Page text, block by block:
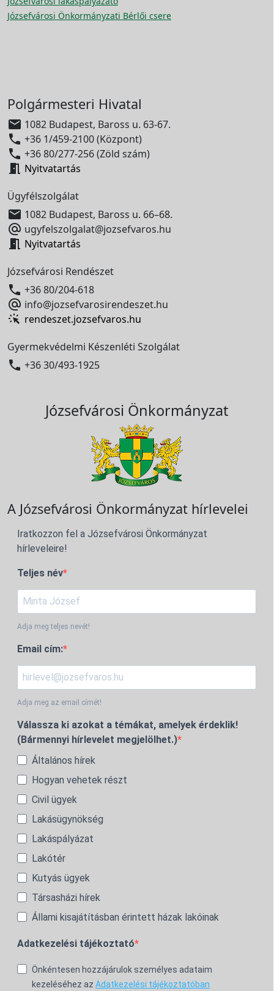
Józsefvárosi Önkormányzati Bérlői csere
Polgármesteri Hivatal
 1082 Budapest, Baross u. 63-67.
 +36 1/459-2100 (Központ)
 +36 80/277-256 (Zöld szám)
 Nyitvatartás
Ügyfélszolgálat
 1082 Budapest, Baross u. 66–68.
 ugyfelszolgalat@jozsefvaros.hu
 Nyitvatartás
Józsefvárosi Rendészet
 +36 80/204-618
 info@jozsefvarosirendeszet.hu
rendeszet.jozsefvaros.hu
Gyermekvédelmi Készenléti Szolgálat
 +36 30/493-1925
Józsefvárosi Önkormányzat
A Józsefvárosi Önkormányzat hírlevelei
Iratkozzon fel a Józsefvárosi Önkormányzat
hírleveleire!
Teljes név
Adja meg teljes nevét!
Email cím:
Adja meg az email címét!
Válassza ki azokat a témákat, amelyek érdeklik!
(Bármennyi hírlevelet megjelölhet.)
Általános hírek
Hogyan vehetek részt
Civil ügyek
Lakásügynökség
Lakáspályázat
Lakótér
Kutyás ügyek
Társasházi hírek
Állami kisajátításban érintett házak lakóinak
Adatkezelési tájékoztató
Önkéntesen hozzájárulok személyes adataim
kezeléséhez az Adatkezelési tájékoztatóban